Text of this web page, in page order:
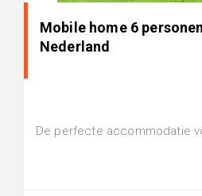
Mobile home 6
Nederland
De perfecte accommodatie